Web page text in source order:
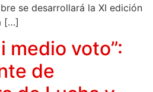
se desarrollará la XI edición
[…]
medio voto”:
de